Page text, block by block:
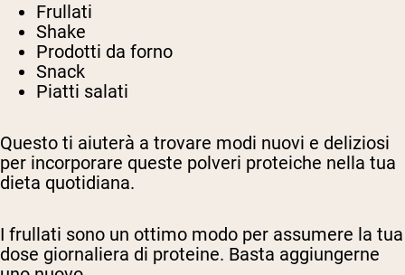
Frullati
Shake
Prodotti da forno
Snack
Piatti salati
Questo ti aiuterà a trovare modi nuovi e deliziosi
per incorporare queste polveri proteiche nella tua
dieta quotidiana.
I frullati sono un ottimo modo per assumere la tua
dose giornaliera di proteine. Basta aggiungerne